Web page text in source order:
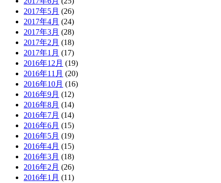
2017年5月 (26)
2017年4月 (24)
2017年3月 (28)
2017年2月 (18)
2017年1月 (17)
2016年12月 (19)
2016年11月 (20)
2016年10月 (16)
2016年9月 (12)
2016年8月 (14)
2016年7月 (14)
2016年6月 (15)
2016年5月 (19)
2016年4月 (15)
2016年3月 (18)
2016年2月 (26)
2016年1月 (11)